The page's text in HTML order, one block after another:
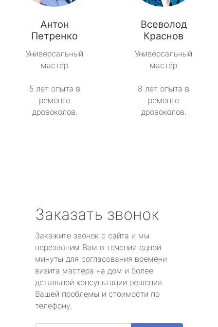
Антон
Петренко
Универсальный
мастер
5 лет опыта в
ремонте
дровоколов.
Всеволод
Краснов
Универсальный
мастер
8 лет опыта в
ремонте
дровоколов.
Заказать звонок
Закажите звонок с сайта и мы
перезвоним Вам в течении одной
минуты для согласования времени
визита мастера на дом и более
детальной консультации решения
Вашей проблемы и стоимости по
телефону.